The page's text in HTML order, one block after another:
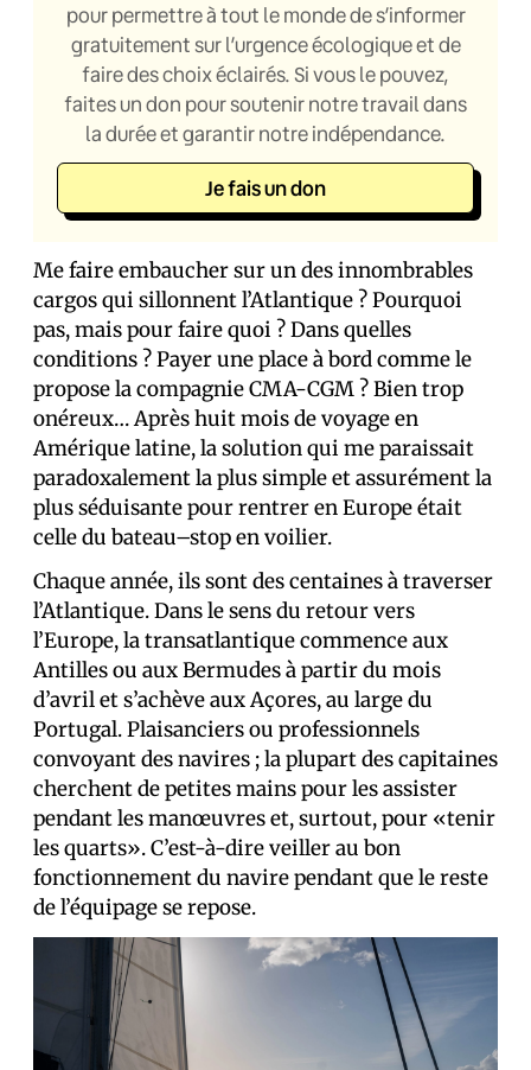
pour permettre à tout le monde de s’informer
gratuitement sur l’urgence écologique et de
faire des choix éclairés. Si vous le pouvez,
faites un don pour soutenir notre travail dans
la durée et garantir notre indépendance.
Je fais un don
Me faire embaucher sur un des innombrables
cargos qui sillonnent l’Atlantique ? Pourquoi
pas, mais pour faire quoi ? Dans quelles
conditions ? Payer une place à bord comme le
propose la compagnie CMA-CGM ? Bien trop
onéreux… Après huit mois de voyage en
Amérique latine, la solution qui me paraissait
paradoxalement la plus simple et assurément la
plus séduisante pour rentrer en Europe était
celle du bateau–stop en voilier.
Chaque année, ils sont des centaines à traverser
l’Atlantique. Dans le sens du retour vers
l’Europe, la transatlantique commence aux
Antilles ou aux Bermudes à partir du mois
d’avril et s’achève aux Açores, au large du
Portugal. Plaisanciers ou professionnels
convoyant des navires ; la plupart des capitaines
cherchent de petites mains pour les assister
pendant les manœuvres et, surtout, pour «tenir
les quarts». C’est-à-dire veiller au bon
fonctionnement du navire pendant que le reste
de l’équipage se repose.